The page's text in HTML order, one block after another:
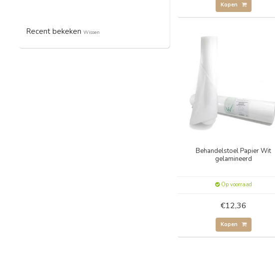
Recent bekeken Wissen
Kopen
Behandelstoel Papier Wit
gelamineerd
Op voorraad
€12,36
Kopen